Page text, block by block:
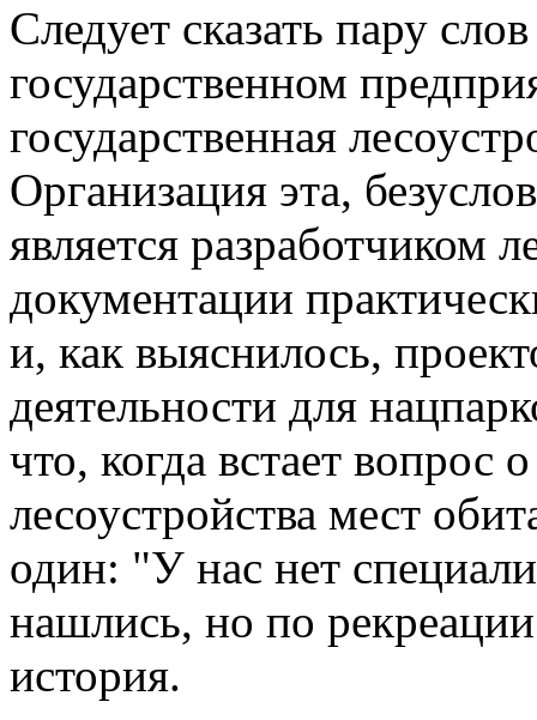
Следует сказать пару
государственном
государственная
Организация эта,
является разработчиком
документации
и, как выяснилось,
деятельности для
что, когда встает
лесоустройства мест
один: "У нас нет
нашлись, но по
история.